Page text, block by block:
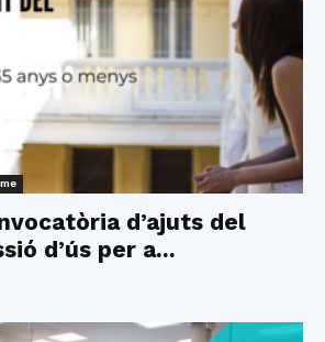
d’ajuts del
d’ús per a...